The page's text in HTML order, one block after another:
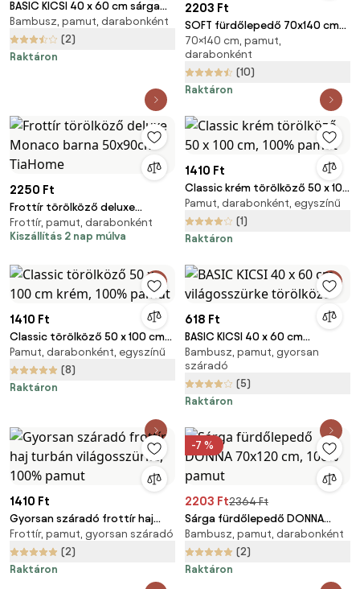
BASIC KICSI 40 x 60 cm sárga
törölköző
Bambusz, pamut, darabonként
(2)
Raktáron
2203 Ft
SOFT fürdőlepedő 70x140 cm
tégla, 100% pamut
70×140 cm, pamut,
darabonként
(10)
Raktáron
2250 Ft
Frottír törölköző deluxe
Monaco barna 50x90cm
TiaHome
Frottír, pamut, darabonként
Kiszállítás 2 nap múlva
1410 Ft
Classic krém törölköző 50 x 100
cm, 100% pamut
Pamut, darabonként, egyszínű
(1)
Raktáron
1410 Ft
Classic törölköző 50 x 100 cm
krém, 100% pamut
Pamut, darabonként, egyszínű
(8)
Raktáron
618 Ft
BASIC KICSI 40 x 60 cm
világosszürke törölköző
Bambusz, pamut, gyorsan
száradó
(5)
Raktáron
1410 Ft
Gyorsan száradó frottír haj
turbán világosszürke, 100%
pamut
Frottír, pamut, gyorsan száradó
(2)
Raktáron
-7 %
2203 Ft2364 Ft
Sárga fürdőlepedő DONNA
70x120 cm, 100% pamut
Bambusz, pamut, darabonként
(2)
Raktáron